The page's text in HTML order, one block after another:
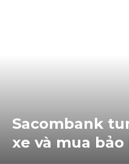
Sacombank
xe và mua